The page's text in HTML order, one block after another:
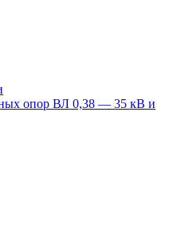
опор ВЛ 0,38 — 35 кВ и